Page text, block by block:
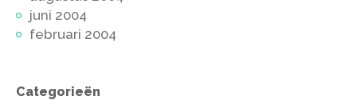
juni 2004
februari 2004
Categorieën